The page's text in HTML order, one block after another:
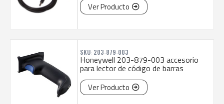
Ver Producto
SKU: 203-879-003
Honeywell 203-879-003 accesorio
para lector de código de barras
Ver Producto